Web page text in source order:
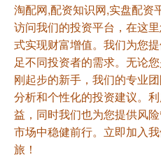
淘配网,配资知识网,实盘配资
访问我们的投资平台，在这
式实现财富增值。我们为您
足不同投资者的需求。无论
刚起步的新手，我们的专业
分析和个性化的投资建议。
益，同时我们也为您提供风
市场中稳健前行。立即加入
旅！